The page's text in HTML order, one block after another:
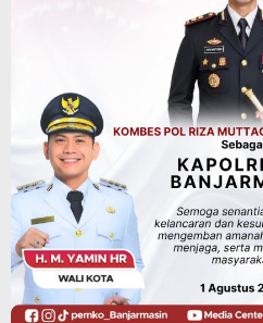
Pemkab Balangan
28 Pelajar Halong
Latihan Intensif
TNI-Polri Sambut
Agustus 9, 2026